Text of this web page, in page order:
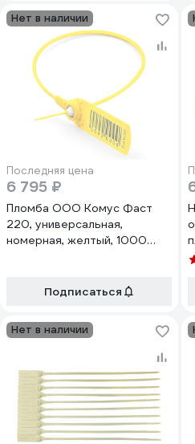
Нет в наличии
Последняя цена
6 795 ₽
Пломба ООО Комус Фаст
220, универсальная,
номерная, желтый, 1000
Подписаться
Нет в наличии